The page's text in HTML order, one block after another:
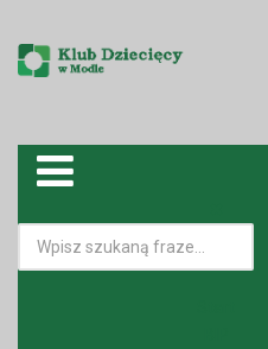
Kadra Nabór pracowniczy